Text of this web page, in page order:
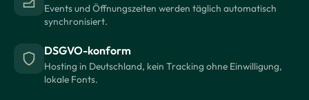
Events und Öffnungszeiten werden täglich automatisch
synchronisiert.
DSGVO-konform
Hosting in Deutschland, kein Tracking ohne Einwilligung,
lokale Fonts.